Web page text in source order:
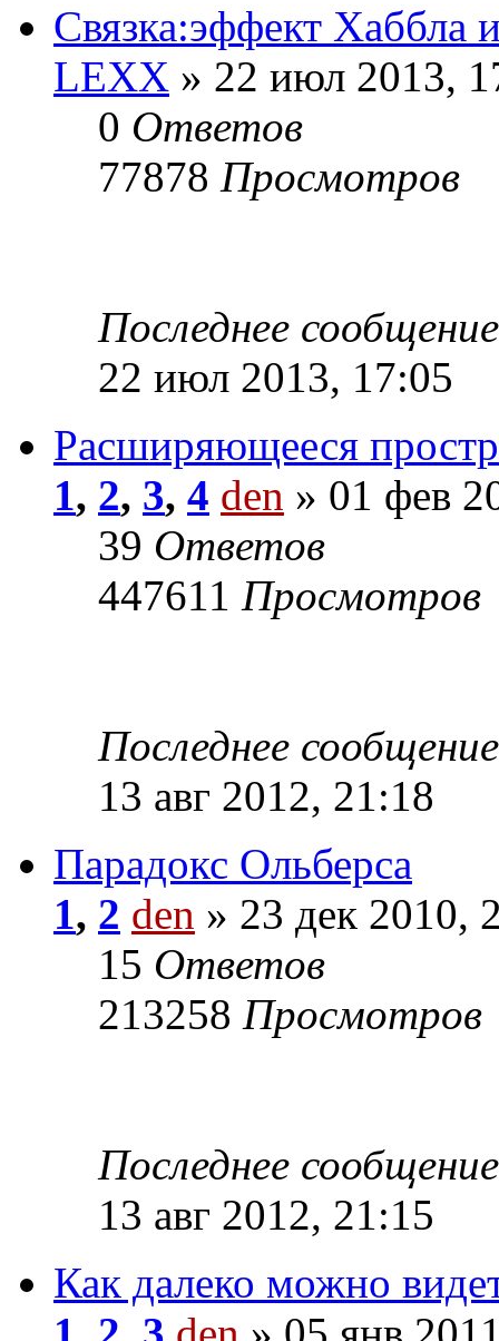
Связка:эффект Хаббла
LEXX » 22 июл 2013,
0 Ответов
77878 Просмотров
Последнее
22 июл 2013, 17:05
Расширяющееся
1, 2, 3, 4 den » 01 фев
39 Ответов
447611 Просмотров
Последнее
13 авг 2012, 21:18
Парадокс Ольберса
1, 2 den » 23 дек 2010,
15 Ответов
213258 Просмотров
Последнее
13 авг 2012, 21:15
Как далеко можно